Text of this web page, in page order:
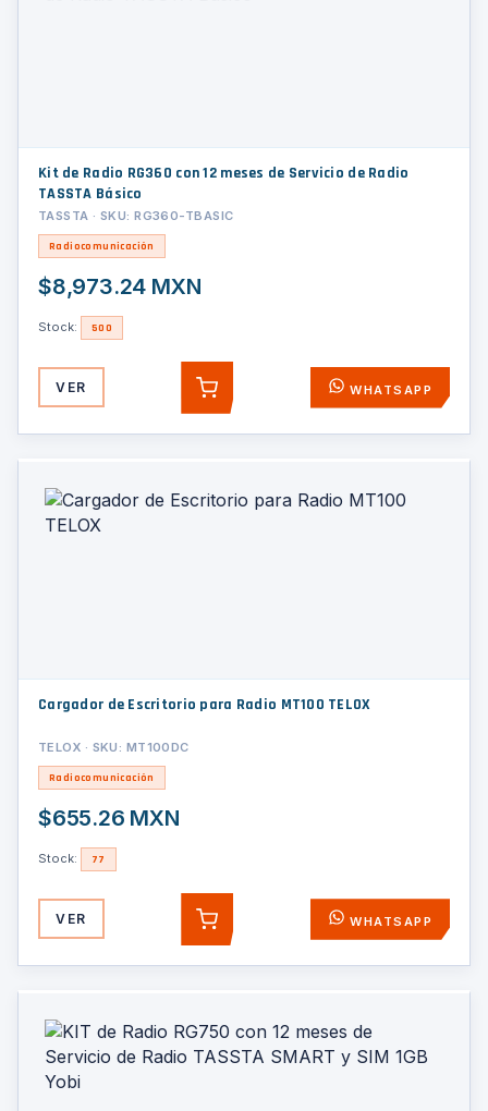
Kit de Radio RG360 con 12 meses de Servicio de Radio
TASSTA Básico
TASSTA · SKU: RG360-TBASIC
Radiocomunicación
$8,973.24 MXN
Stock: 500
VER AGREGAR WHATSAPP
Cargador de Escritorio para Radio MT100 TELOX
TELOX · SKU: MT100DC
Radiocomunicación
$655.26 MXN
Stock: 77
VER AGREGAR WHATSAPP